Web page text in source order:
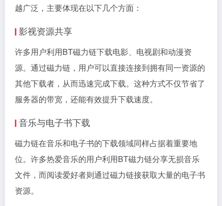
越广泛，主要体现在以下几个方面：
影视资源共享
许多用户利用BT磁力链下载电影、电视剧和动漫资
源。通过磁力链，用户可以直接连接到拥有同一资源的
其他下载者，从而迅速完成下载。这种方式不仅节省了
服务器的带宽，还能有效提升下载速度。
音乐与电子书下载
磁力链在音乐和电子书的下载领域同样占据着重要地
位。许多热爱音乐的用户利用BT磁力链分享无损音乐
文件，而阅读爱好者则通过磁力链接获取大量的电子书
资源。